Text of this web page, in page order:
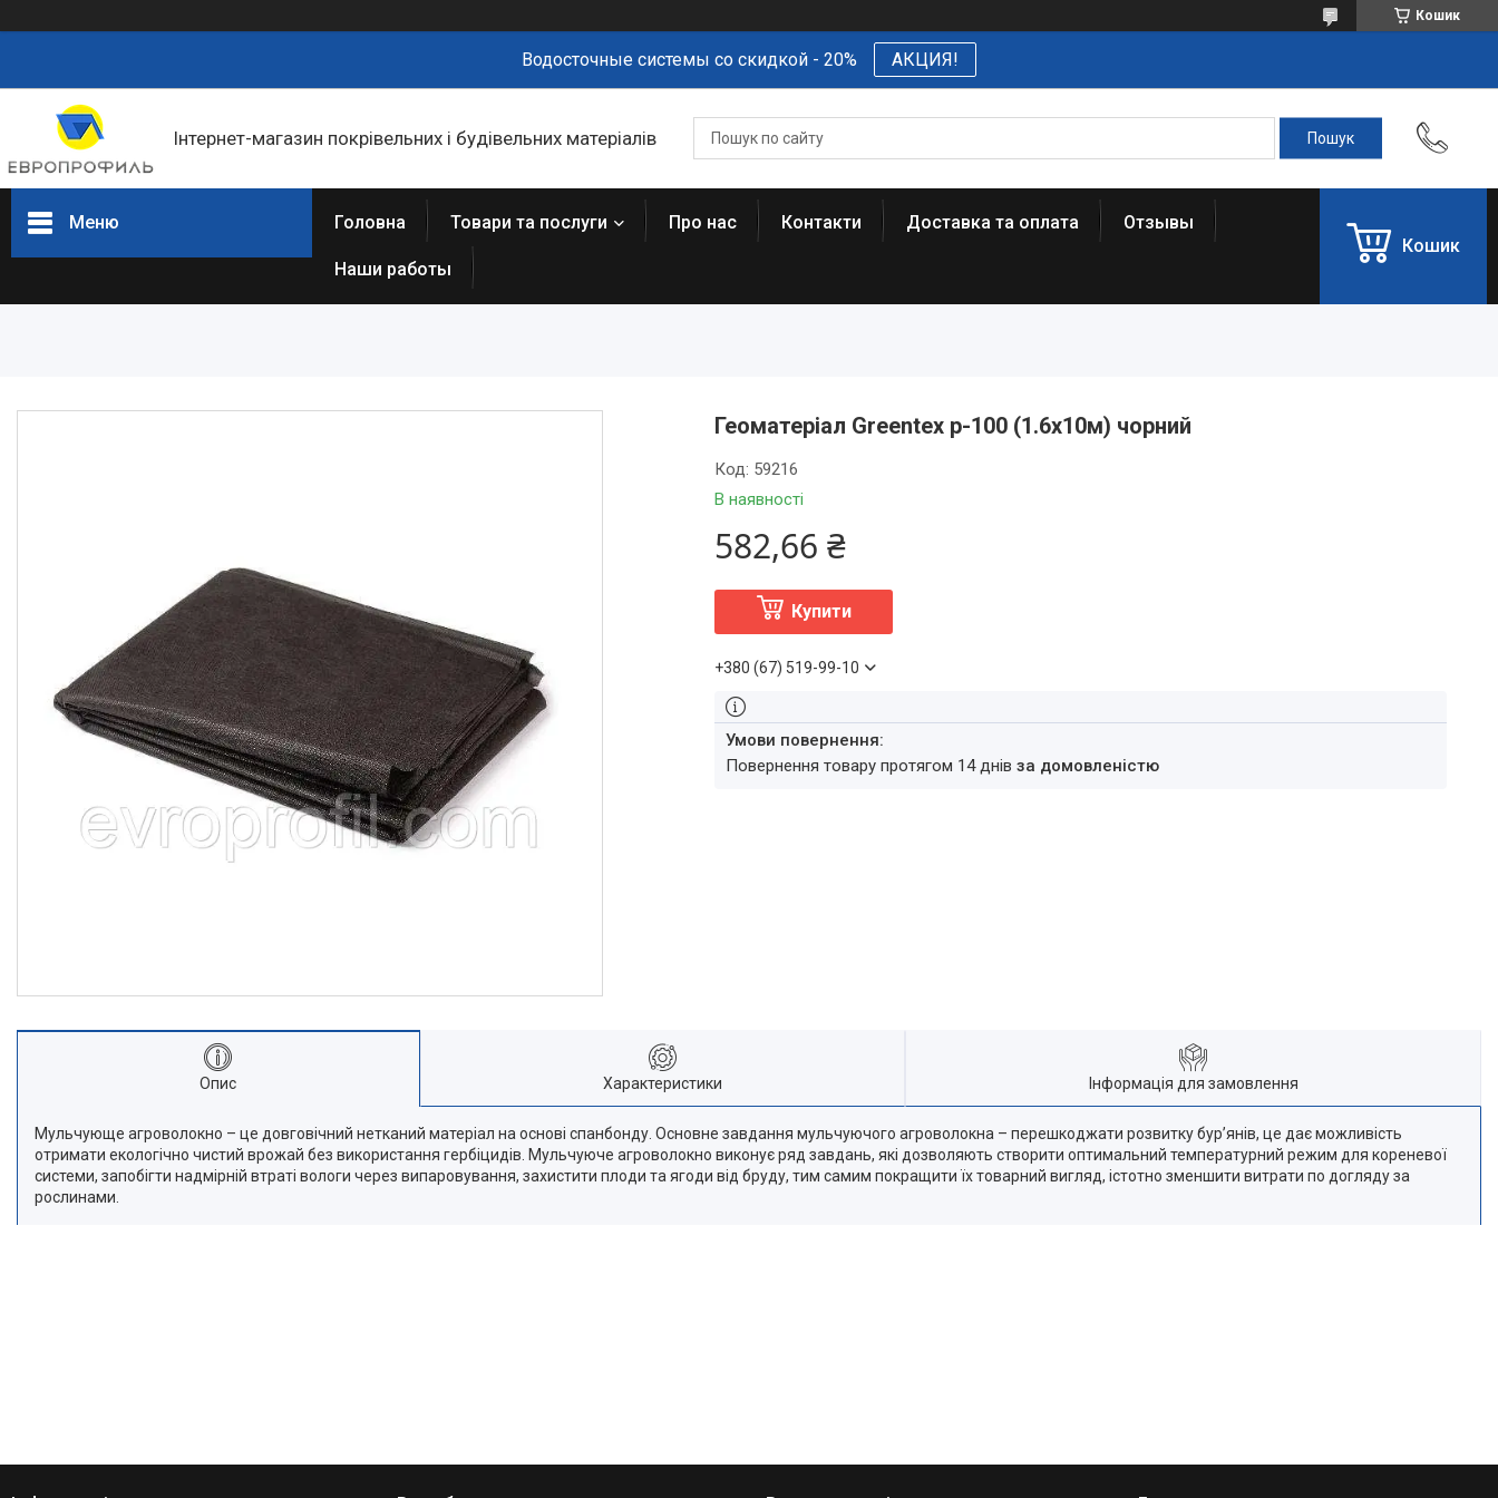
Кошик
Водосточные системы со скидкой - 20% АКЦИЯ!
Інтернет-магазин покрівельних і будівельних матеріалів
Меню Головна Товари та послуги Про нас Контакти Доставка та оплата Отзывы
Наши работы
Кошик
Геоматеріал Greentex р-100 (1.6х10м) чорний
В наявності
Код: 59216
582,66 ₴
Купити
+380 (67) 519-99-10
повернення товару протягом 14 днівза домовленістю
Опис Характеристики Інформація для замовлення
Мульчующе агроволокно – це довговічний нетканий матеріал на основі спанбонду. Основне завдання мульчуючого агроволокна – перешкоджати розвитку бур’янів, це дає можливість
отримати екологічно чистий врожай без використання гербіцидів. Мульчуюче агроволокно виконує ряд завдань, які дозволяють створити оптимальний температурний режим для кореневої
системи, запобігти надмірній втраті вологи через випаровування, захистити плоди та ягоди від бруду, тим самим покращити їх товарний вигляд, істотно зменшити витрати по догляду за
рослинами.